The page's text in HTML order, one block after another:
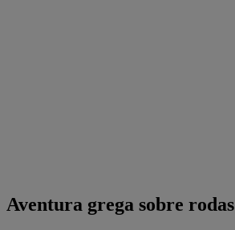
Aventura grega sobre rodas